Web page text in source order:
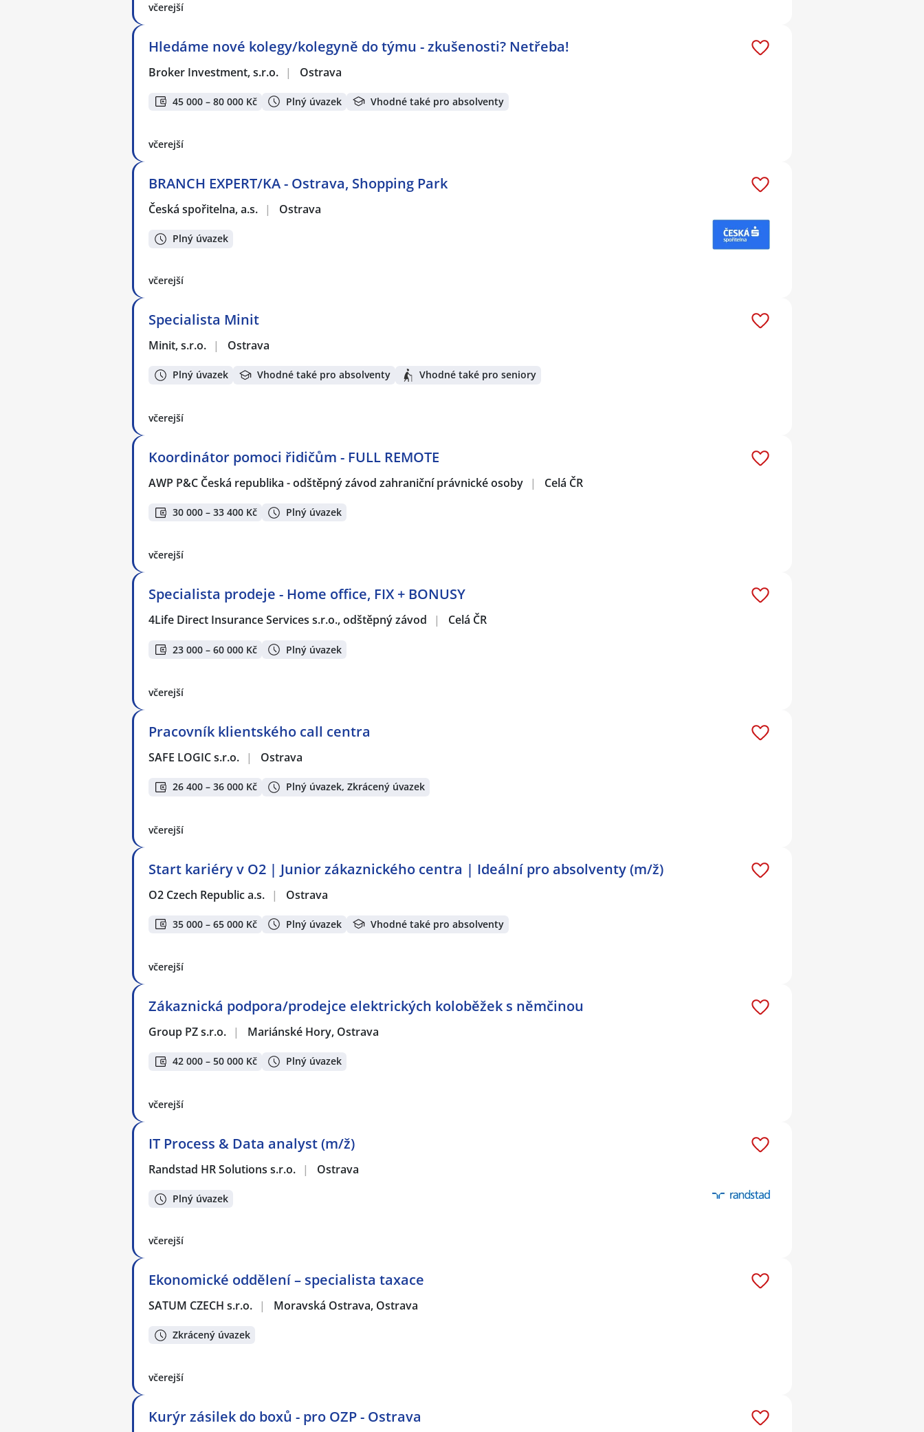
včerejší
Hledáme nové kolegy/kolegyně do týmu - zkušenosti? Netřeba!
Broker Investment, s.r.o. | Ostrava
45 000 – 80 000 Kč Plný úvazek Vhodné také pro absolventy
včerejší
BRANCH EXPERT/KA - Ostrava, Shopping Park
Česká spořitelna, a.s. | Ostrava
Plný úvazek
včerejší
Specialista Minit
Minit, s.r.o. | Ostrava
Plný úvazek Vhodné také pro absolventy Vhodné také pro seniory
včerejší
Koordinátor pomoci řidičům - FULL REMOTE
AWP P&C Česká republika - odštěpný závod zahraniční právnické osoby | Celá ČR
30 000 – 33 400 Kč Plný úvazek
včerejší
Specialista prodeje - Home office, FIX + BONUSY
4Life Direct Insurance Services s.r.o., odštěpný závod | Celá ČR
23 000 – 60 000 Kč Plný úvazek
včerejší
Pracovník klientského call centra
SAFE LOGIC s.r.o. | Ostrava
26 400 – 36 000 Kč Plný úvazek, Zkrácený úvazek
včerejší
Start kariéry v O2 | Junior zákaznického centra | Ideální pro absolventy (m/ž)
O2 Czech Republic a.s. | Ostrava
35 000 – 65 000 Kč Plný úvazek Vhodné také pro absolventy
včerejší
Zákaznická podpora/prodejce elektrických koloběžek s němčinou
Group PZ s.r.o. | Mariánské Hory, Ostrava
42 000 – 50 000 Kč Plný úvazek
včerejší
IT Process & Data analyst (m/ž)
Randstad HR Solutions s.r.o. | Ostrava
Plný úvazek
včerejší
Ekonomické oddělení – specialista taxace
SATUM CZECH s.r.o. | Moravská Ostrava, Ostrava
Zkrácený úvazek
včerejší
Kurýr zásilek do boxů - pro OZP - Ostrava